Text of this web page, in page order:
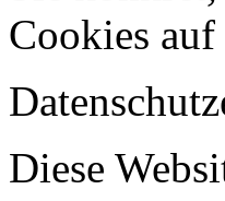
Cookies
Diese